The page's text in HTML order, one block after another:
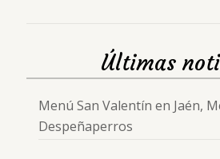
Últimas
Menú San Valentín en Jaén,
Despeñaperros